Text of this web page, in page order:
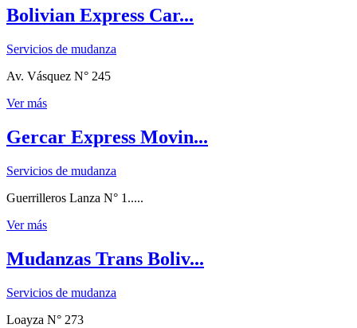
Bolivian Express Car...
Servicios de mudanza
Av. Vásquez N° 245
Ver más
Gercar Express Movin...
Servicios de mudanza
Guerrilleros Lanza N° 1.....
Ver más
Mudanzas Trans Boliv...
Servicios de mudanza
Loayza N° 273